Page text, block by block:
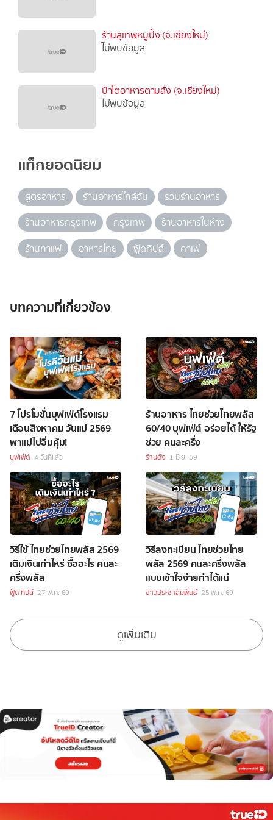
ร้านสุเทพหมูปิ้ง (จ.เชียงใหม่)
ไม่พบข้อมูล
ป้าโตอาหารตามสั่ง (จ.เชียงใหม่)
ไม่พบข้อมูล
แท็กยอดนิยม
สูตรอาหาร ร้านอาหารใกล้ฉัน
รวมร้านอาหาร
ร้านอาหารกรุงเทพ
กรุงเทพ
ร้านอาหารในห้าง
ร้านกาแฟ
อาหารไทย ฟู้ดทิปส์ คาเฟ่
บทความที่เกี่ยวข้อง
7 โปรโมชั่นบุฟเฟ่ต์โรงแรม
เดือนสิงหาคม วันแม่ 2569
พาแม่ไปอิ่มคุ้ม!
บุฟเฟ่ต์ 4 วันที่แล้ว
ร้านอาหาร ไทยช่วยไทยพลัส
60/40 บุฟเฟ่ต์ อร่อยได้ ให้รัฐ
ช่วย คนละครึ่ง
ร้านดัง 1 มิ.ย. 69
วิธีใช้ ไทยช่วยไทยพลัส 2569
เติมเงินเท่าไหร่ ซื้ออะไร คนละ
ครึ่งพลัส
ฟู้ด ทิปส์ 27 พ.ค. 69
วิธีลงทะเบียน ไทยช่วยไทย
พลัส 2569 คนละครึ่งพลัส
แบบเข้าใจง่ายทำได้แน่
ข่าวประชาสัมพันธ์ 25 พ.ค. 69
ดูเพิ่มเติม